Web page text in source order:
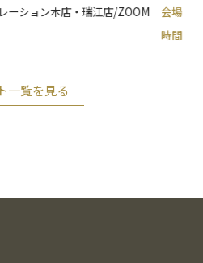
ッフがしっかりとサポート
たします！
ーション本店・瑞江店/ZOOM
会場
時間
一覧を見る